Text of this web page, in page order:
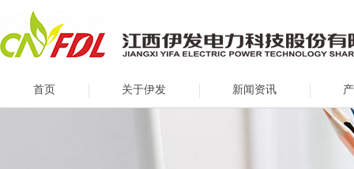
首页 关于伊发 新闻资讯